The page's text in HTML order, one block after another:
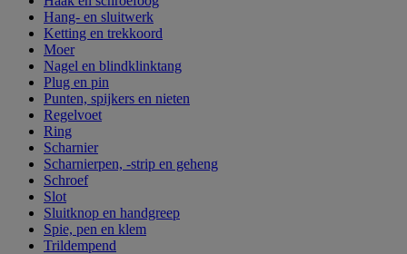
Hang- en sluitwerk
Ketting en trekkoord
Moer
Nagel en blindklinktang
Plug en pin
Punten, spijkers en nieten
Regelvoet
Ring
Scharnier
Scharnierpen, -strip en geheng
Schroef
Slot
Sluitknop en handgreep
Spie, pen en klem
Trildempend